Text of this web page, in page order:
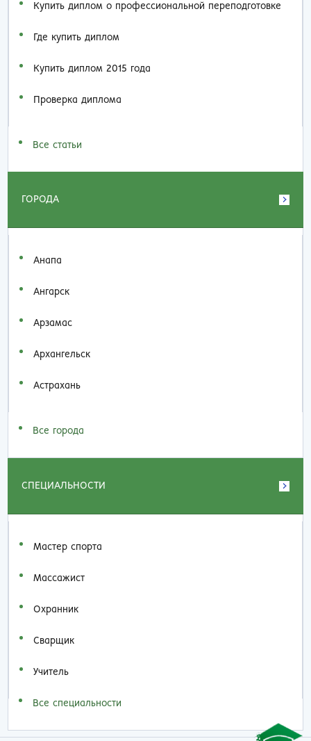
Купить диплом о профессиональной переподготовке
Где купить диплом
Купить диплом 2015 года
Проверка диплома
Все статьи
ГОРОДА
Анапа
Ангарск
Арзамас
Архангельск
Астрахань
Все города
СПЕЦИАЛЬНОСТИ
Мастер спорта
Массажист
Охранник
Сварщик
Учитель
Все специальности